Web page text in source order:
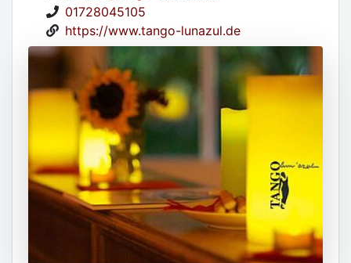
01728045105
https://www.tango-lunazul.de